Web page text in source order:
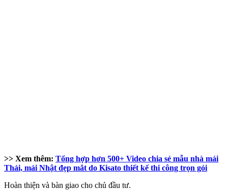
>> Xem thêm: Tổng hợp hơn 500+ Video chia sẻ mẫu nhà mái
Thái, mái Nhật đẹp mắt do Kisato thiết kế thi công trọn gói
Hoàn thiện và bàn giao cho chủ đầu tư.